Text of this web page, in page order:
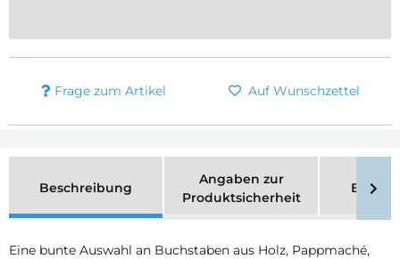
Frage zum Artikel Auf Wunschzettel
Beschreibung
Angaben zur
Produktsicherheit
Eine bunte Auswahl an Buchstaben aus Holz, Pappmaché,